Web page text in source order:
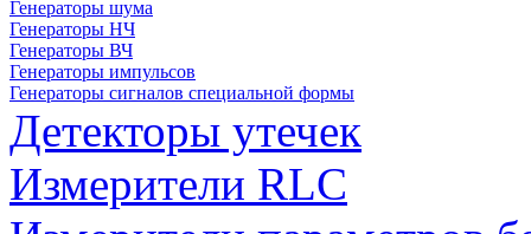
Генераторы шума
Генераторы НЧ
Генераторы ВЧ
Генераторы импульсов
Генераторы сигналов специальной формы
Детекторы утечек
Измерители RLC